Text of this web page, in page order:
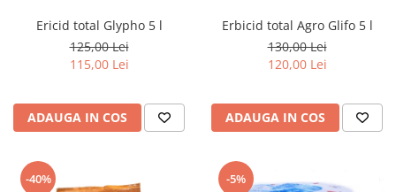
Ericid total Glypho 5 l
125,00 Lei
115,00 Lei
ADAUGA IN COS
Erbicid total Agro Glifo 5 l
130,00 Lei
120,00 Lei
ADAUGA IN COS
-40% -5%